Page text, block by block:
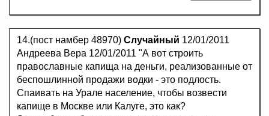
14.(пост намбер 48970) Случайный 12/01/2011
Андреева Вера 12/01/2011 "А вот строить
православные капища на деньги, реализованные от
беспошлинной продажи водки - это подлость.
Спаивать на Урале население, чтобы возвести
капище в Москве или Калуге, это как?